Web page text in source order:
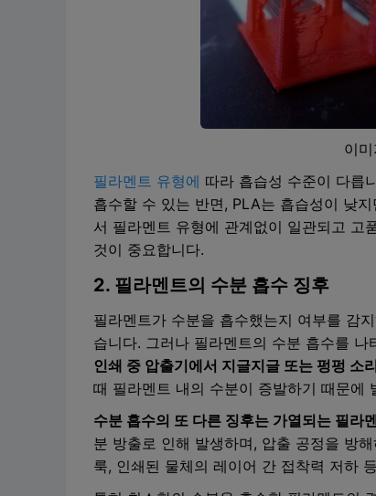
이
필라멘트 유형에 따라 흡습성 수준이 다릅
흡수할 수 있는 반면, PLA는 흡습성이 낮
서 필라멘트 유형에 관계없이 일관되고 고
것이 중요합니다.
2. 필라멘트의 수분 흡수 징후
필라멘트가 수분을 흡수했는지 여부를 감
습니다. 그러나 필라멘트의 수분 흡수를
인쇄 중 압출기에서 지글지글 또는 펑펑 소
때 필라멘트 내의 수분이 증발하기 때문에
수분 흡수의 또 다른 징후는 가열되는 필라
분 방출로 인해 발생하며, 압출 공정을 방
룩, 인쇄된 물체의 레이어 간 접착력 저하